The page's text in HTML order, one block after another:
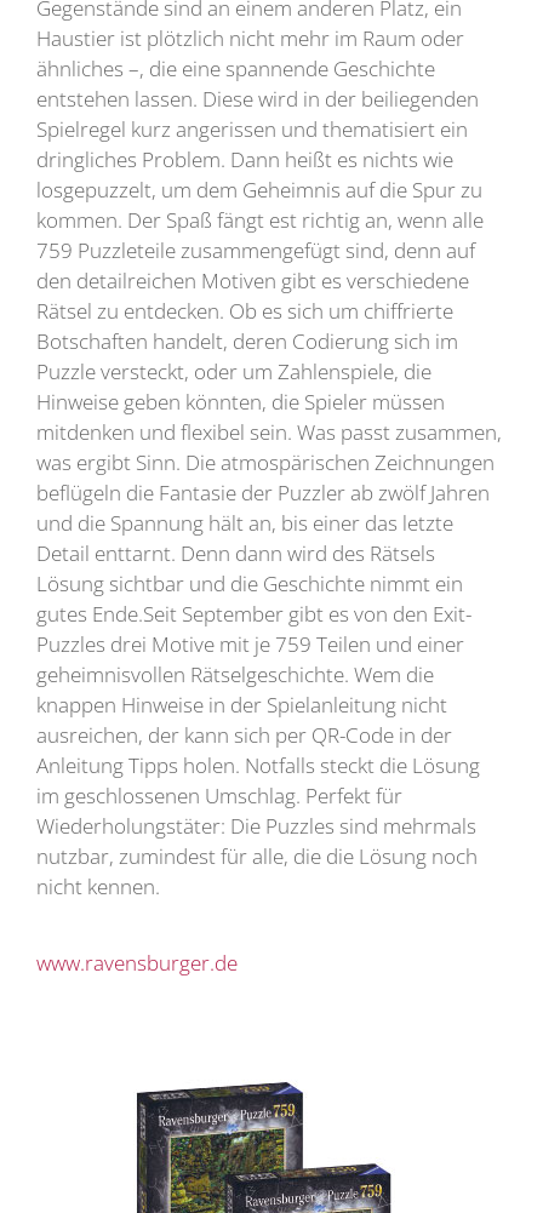
Gegenstände sind an einem anderen Platz, ein
Haustier ist plötzlich nicht mehr im Raum oder
ähnliches –, die eine spannende Geschichte
entstehen lassen. Diese wird in der beiliegenden
Spielregel kurz angerissen und thematisiert ein
dringliches Problem. Dann heißt es nichts wie
losgepuzzelt, um dem Geheimnis auf die Spur zu
kommen. Der Spaß fängt est richtig an, wenn alle
759 Puzzleteile zusammengefügt sind, denn auf
den detailreichen Motiven gibt es verschiedene
Rätsel zu entdecken. Ob es sich um chiffrierte
Botschaften handelt, deren Codierung sich im
Puzzle versteckt, oder um Zahlenspiele, die
Hinweise geben könnten, die Spieler müssen
mitdenken und flexibel sein. Was passt zusammen,
was ergibt Sinn. Die atmospärischen Zeichnungen
beflügeln die Fantasie der Puzzler ab zwölf Jahren
und die Spannung hält an, bis einer das letzte
Detail enttarnt. Denn dann wird des Rätsels
Lösung sichtbar und die Geschichte nimmt ein
gutes Ende.Seit September gibt es von den Exit-
Puzzles drei Motive mit je 759 Teilen und einer
geheimnisvollen Rätselgeschichte. Wem die
knappen Hinweise in der Spielanleitung nicht
ausreichen, der kann sich per QR-Code in der
Anleitung Tipps holen. Notfalls steckt die Lösung
im geschlossenen Umschlag. Perfekt für
Wiederholungstäter: Die Puzzles sind mehrmals
nutzbar, zumindest für alle, die die Lösung noch
nicht kennen.
www.ravensburger.de